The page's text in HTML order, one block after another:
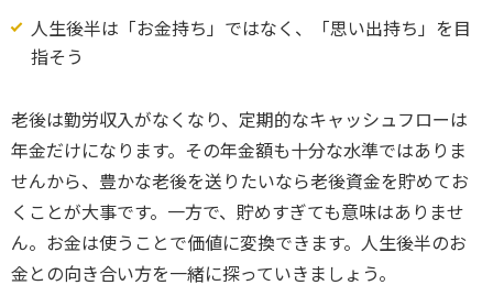
人生後半は「お金持ち」ではなく、「思い出持ち」を目
指そう
老後は勤労収入がなくなり、定期的なキャッシュフローは
年金だけになります。その年金額も十分な水準ではありま
せんから、豊かな老後を送りたいなら老後資金を貯めてお
くことが大事です。一方で、貯めすぎても意味はありませ
ん。お金は使うことで価値に変換できます。人生後半のお
金との向き合い方を一緒に探っていきましょう。